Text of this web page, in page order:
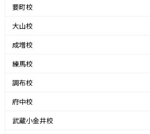
要町校
大山校
成増校
練馬校
調布校
府中校
武蔵小金井校